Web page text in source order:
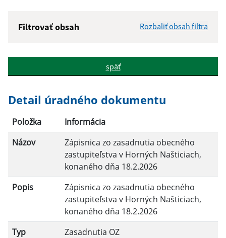
Filtrovať obsah Rozbaliť obsah filtra
Popis:
Dátum zverejnenia do:
Filtrovať Reset
späť
Detail úradného dokumentu
Položka
Informácia
Názov
Zápisnica zo zasadnutia obecného
zastupiteľstva v Horných Našticiach,
konaného dňa 18.2.2026
Popis
Zápisnica zo zasadnutia obecného
zastupiteľstva v Horných Našticiach,
konaného dňa 18.2.2026
Typ
Zasadnutia OZ